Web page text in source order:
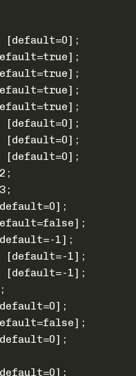
[default=0];
[default=0];
[default=0];
[default=0];
1];
[default=-1];
[default=-1];